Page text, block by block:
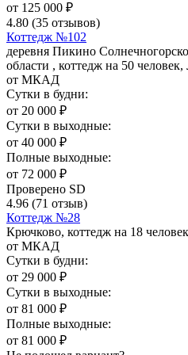
от 125 000 ₽
4.80 (35 отзывов)
Коттедж №102
деревня Пикино
области , коттедж на 50
от МКАД
Сутки в будни:
от 20 000 ₽
Сутки в выходные:
от 40 000 ₽
Полные выходные:
от 72 000 ₽
Проверено SD
4.96 (71 отзыв)
Коттедж №28
Крючково, коттедж на 18
от МКАД
Сутки в будни:
от 29 000 ₽
Сутки в выходные:
от 81 000 ₽
Полные выходные:
от 81 000 ₽